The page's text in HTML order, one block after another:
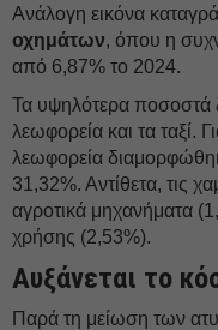
Ανάλογη εικόνα
οχημάτων, όπου η
από 6,87% το 2024.
Τα υψηλότερα ποσοστά
λεωφορεία και τα ταξί.
λεωφορεία
31,32%. Αντίθετα, τις
αγροτικά μηχανήματα
χρήσης (2,53%).
Αυξάνεται το
Παρά τη μείωση των